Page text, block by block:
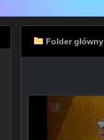
Folder główny